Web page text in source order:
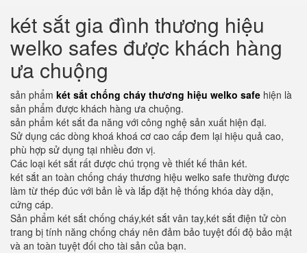
két sắt gia đình thương hiệu
welko safes được khách hàng
ưa chuộng
sản phẩm két sắt chống cháy thương hiệu welko safe hiện là
sản phẩm được khách hàng ưa chuộng.
sản phẩm két sắt đa năng với công nghệ sản xuất hiện đại.
Sử dụng các dòng khoá khoá cơ cao cấp đem lại hiệu quả cao,
phù hợp sử dụng tại nhiều đơn vị.
Các loại két sắt rất được chú trọng về thiết kế thân két.
két sắt an toàn chống cháy thương hiệu welko safe thường được
làm từ thép đúc với bản lề và lắp đặt hệ thống khóa dày dặn,
cứng cáp.
Sản phẩm két sắt chống cháy,két sắt vân tay,két sắt điện tử còn
trang bị tính năng chống cháy nên đảm bảo tuyệt đối độ bảo mật
và an toàn tuyệt đối cho tài sản của bạn.